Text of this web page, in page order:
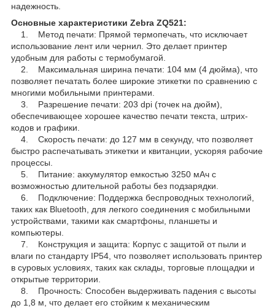
надежность.
Основные характеристики Zebra ZQ521:
1. Метод печати: Прямой термопечать, что исключает
использование лент или чернил. Это делает принтер
удобным для работы с термобумагой.
2. Максимальная ширина печати: 104 мм (4 дюйма), что
позволяет печатать более широкие этикетки по сравнению с
многими мобильными принтерами.
3. Разрешение печати: 203 dpi (точек на дюйм),
обеспечивающее хорошее качество печати текста, штрих-
кодов и графики.
4. Скорость печати: до 127 мм в секунду, что позволяет
быстро распечатывать этикетки и квитанции, ускоряя рабочие
процессы.
5. Питание: аккумулятор емкостью 3250 мАч с
возможностью длительной работы без подзарядки.
6. Подключение: Поддержка беспроводных технологий,
таких как Bluetooth, для легкого соединения с мобильными
устройствами, такими как смартфоны, планшеты и
компьютеры.
7. Конструкция и защита: Корпус с защитой от пыли и
влаги по стандарту IP54, что позволяет использовать принтер
в суровых условиях, таких как склады, торговые площадки и
открытые территории.
8. Прочность: Способен выдерживать падения с высоты
до 1,8 м, что делает его стойким к механическим